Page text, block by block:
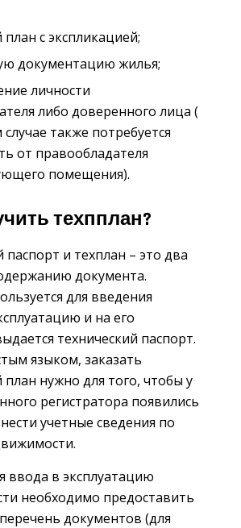
с экспликацией;
документацию жилья;
личности
либо доверенного лица (
также потребуется
от правообладателя
помещения).
техпплан?
паспорт и техплан – это два
документа.
для введения
и на его
технический паспорт.
языком, заказать
план нужно для того, чтобы у
регистратора появились
учетные сведения по
ввода в эксплуатацию
необходимо предоставить
документов (для